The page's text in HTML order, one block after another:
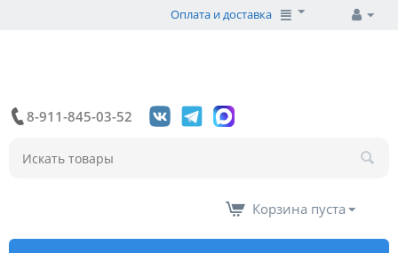
Оплата и доставка
8-911-845-03-52
Корзина пуста